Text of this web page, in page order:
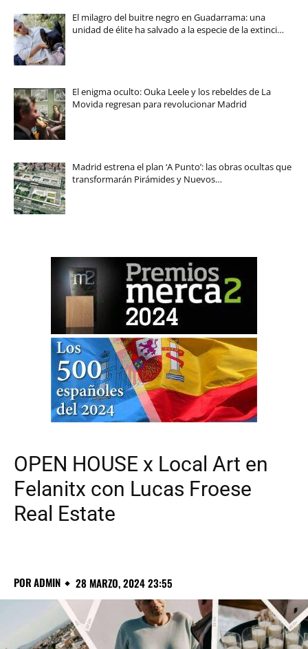
El milagro del buitre negro en Guadarrama: una
unidad de élite ha salvado a la especie de la extinci…
El enigma oculto: Ouka Leele y los rebeldes de La
Movida regresan para revolucionar Madrid
Madrid estrena el plan ‘A Punto’: las obras ocultas que
transformarán Pirámides y Nuevos…
OPEN HOUSE x Local Art en
Felanitx con Lucas Froese
Real Estate
PORADMIN 28 MARZO, 2024 23:55